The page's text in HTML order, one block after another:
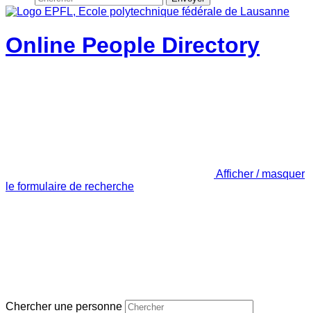
Online People Directory
Afficher / masquer
le formulaire de recherche
Chercher une personne